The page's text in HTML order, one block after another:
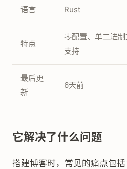
语言 Rust
特点
零配置、单二进
支持
最后更
新
6天前
它解决了什么问题
搭建博客时，常见的痛点包括